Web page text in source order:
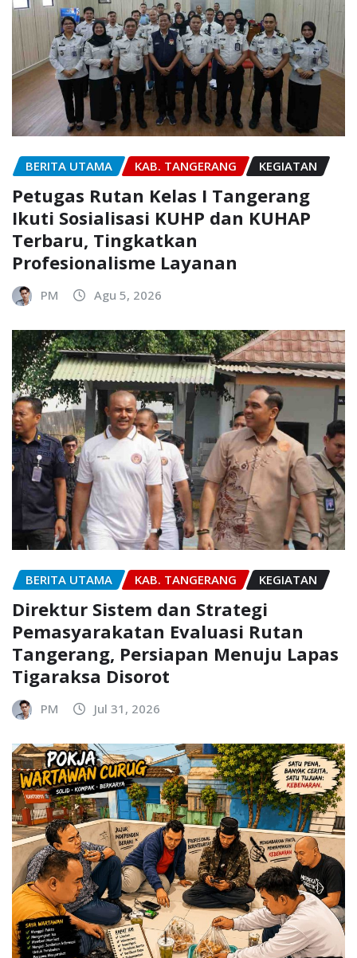
BERITA UTAMA KAB. TANGERANG KEGIATAN
Petugas Rutan Kelas I Tangerang
Ikuti Sosialisasi KUHP dan KUHAP
Terbaru, Tingkatkan
Profesionalisme Layanan
PM Agu 5, 2026
BERITA UTAMA KAB. TANGERANG KEGIATAN
Direktur Sistem dan Strategi
Pemasyarakatan Evaluasi Rutan
Tangerang, Persiapan Menuju Lapas
Tigaraksa Disorot
PM Jul 31, 2026